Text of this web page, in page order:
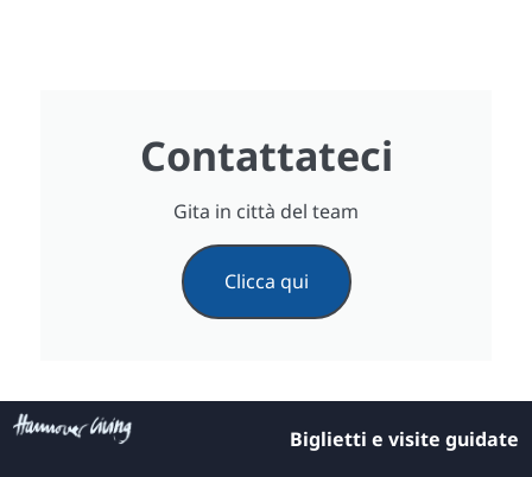
Contattateci
Gita in città del team
Clicca qui
Biglietti e visite guidate